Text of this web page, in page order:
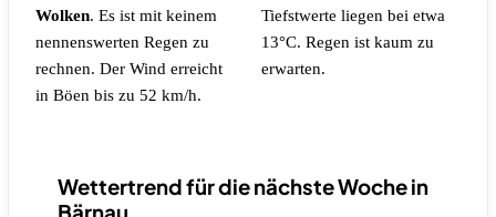
Wolken. Es ist mit keinem
nennenswerten Regen zu
rechnen. Der Wind erreicht
in Böen bis zu 52 km/h.
Tiefstwerte liegen bei etwa
13°C. Regen ist kaum zu
erwarten.
Wettertrend für die nächste Woche in